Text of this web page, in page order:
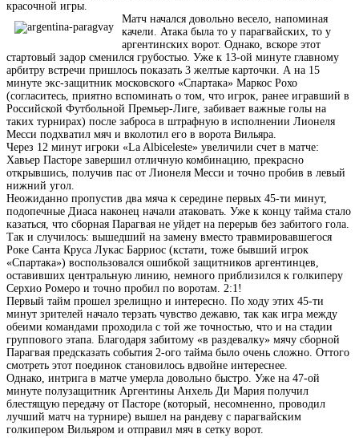
красочной игры.
Матч начался довольно весело, напоминая
качели. Атака была то у парагвайских, то у
аргентинских ворот. Однако, вскоре этот
стартовый задор сменился грубостью. Уже к 13-ой минуте главному
арбитру встречи пришлось показать 3 желтые карточки. А на 15
минуте экс-защитник московского «Спартака» Маркос Рохо
(согласитесь, приятно вспоминать о том, что игрок, ранее игравший в
Российской Футбольной Премьер-Лиге, забивает важные голы на
таких турнирах) после заброса в штрафную в исполнении Лионеля
Месси подхватил мяч и вколотил его в ворота Вильяра.
Через 12 минут игроки «La Albiceleste» увеличили счет в матче:
Хавьер Пасторе завершил отличную комбинацию, прекрасно
открывшись, получив пас от Лионеля Месси и точно пробив в левый
нижний угол.
Неожиданно пропустив два мяча к середине первых 45-ти минут,
подопечные Диаса наконец начали атаковать. Уже к концу тайма стало
казаться, что сборная Парагвая не уйдет на перерыв без забитого гола.
Так и случилось: вышедший на замену вместо травмировавшегося
Роке Санта Круса Лукас Барриос (кстати, тоже бывший игрок
«Спартака») воспользовался ошибкой защитников аргентинцев,
оставивших центральную линию, немного приблизился к голкиперу
Серхио Ромеро и точно пробил по воротам. 2:1!
Первый тайм прошел зрелищно и интересно. По ходу этих 45-ти
минут зрителей начало терзать чувство дежавю, так как игра между
обеими командами проходила с той же точностью, что и на стадии
группового этапа. Благодаря забитому «в раздевалку» мячу сборной
Парагвая предсказать события 2-ого тайма было очень сложно. Оттого
смотреть этот поединок становилось вдвойне интереснее.
Однако, интрига в матче умерла довольно быстро. Уже на 47-ой
минуте полузащитник Аргентины Анхель Ди Мария получил
блестящую передачу от Пасторе (который, несомненно, проводил
лучший матч на турнире) вышел на рандеву с парагвайским
голкипером Вильяром и отправил мяч в сетку ворот.